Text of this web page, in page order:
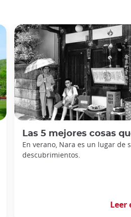
Las 5 mejores cosas que hacer
En verano, Nara es un lugar de
descubrimientos.
Leer